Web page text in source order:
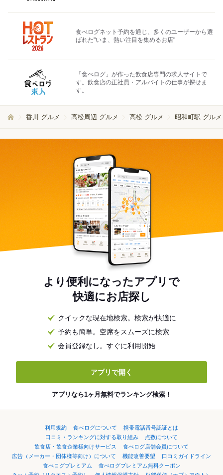
食べログネット予約を通じ、多くのユーザーから選
ばれた"いま、熱い注目を集めるお店"
「食べログ」が作った飲食店専門の求人サイトで
す。飲食店の正社員・アルバイトの仕事が探せま
す。
香川 グルメ 高松周辺 グルメ 高松 グルメ 昭和町駅 グルメ
より便利になったアプリで
快適にお店探し
クイックな現在地検索。検索が快適に
予約も簡単。空席をスムーズに検索
会員登録なし。すぐに利用開始
アプリで開く
アプリなら1ヶ月無料でランキング検索！
利用規約 食べログについて
携帯電話番号認証とは
口コミ・ランキングに対する取り組み
点数について
飲食店・飲食企業様向けサービス
食べログ店舗会員について
広告（メーカー・団体様等向け）について
機能改善要望
口コミガイドライン
食べログプレミアム
食べログプレミアム無料クーポン